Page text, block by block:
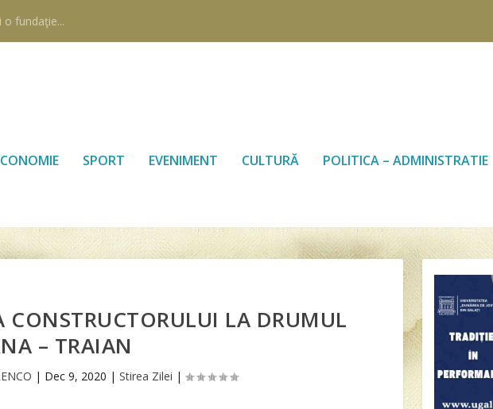
o fundaţie...
SPORT EVENIMENT CULTURĂ POLITICA – ADMINISTRATIE
CONSTRUCTORULUI LA DRUMUL
– TRAIAN
| Dec 9, 2020 | Stirea Zilei |